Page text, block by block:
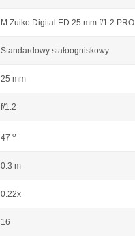
M.Zuiko Digital ED 25 mm f/1.2 PRO
Standardowy stałoogniskowy
25 mm
f/1.2
47 o
0.3 m
0.22x
16